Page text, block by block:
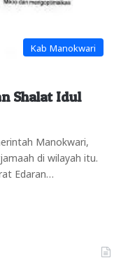
Kab Manokwari
Shalat Idul
Manokwari,
di wilayah itu.
Edaran…